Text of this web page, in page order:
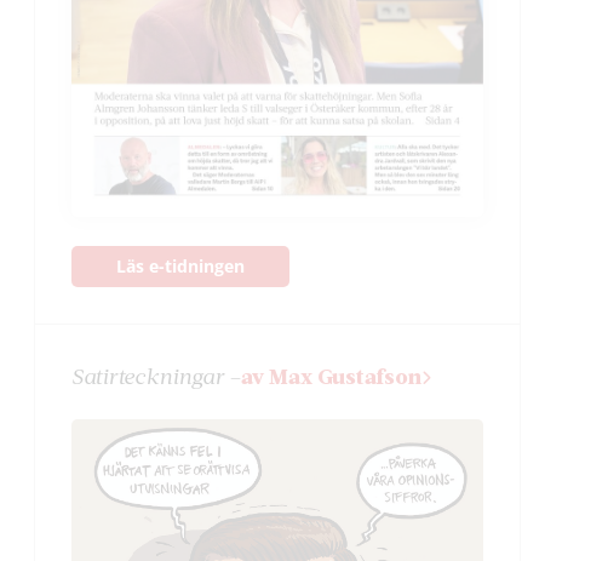
Läs e-tidningen
Satir­teckningar –av Max Gustafson